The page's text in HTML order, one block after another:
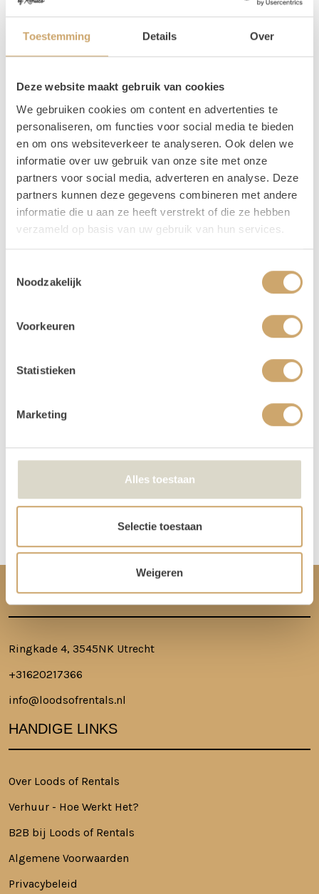
Toestemming Details Over
Deze website maakt gebruik van cookies
We gebruiken cookies om content en advertenties te
personaliseren, om functies voor social media te bieden
en om ons websiteverkeer te analyseren. Ook delen we
informatie over uw gebruik van onze site met onze
partners voor social media, adverteren en analyse. Deze
partners kunnen deze gegevens combineren met andere
informatie die u aan ze heeft verstrekt of die ze hebben
verzameld op basis van uw gebruik van hun services.
Noodzakelijk
Voorkeuren
Statistieken
Marketing
Alles toestaan
Selectie toestaan
Weigeren
Echte oude houten kratjes kun je voor heel veel dingen
gebruiken! Zet ze op je buffettafel voor wat hoogte
verschil en een fijne rustieke sfeer, of presenteer je
bedankjes er in!
Verhuur - Hoe werkt het? In het kort..
Onze prijzen zijn voor 3 dagen. De ophaaldag, de gebruiksdag en de
terugbreng dag.
dan 25-27 april in.
Je kunt de items laten bezorgen of zelf in Utrecht komen ophalen.
De dag voor je event kun je de items ophalen of laten bezorgen. De dag
na je event mag het weer terugbrengen, of halen wij het voor je op! Valt
daarom heen. Bijvoorbeeld: Jullie trouwen op zaterdag. De items
worden dan op vrijdag bezorgd, en op maandag weer opgehaald. De
niet in de loods aanwezig voor het ophalen of terugbrengen van de
Meer lezen over hoe het in zijn werk gaat?Dat lees je hier!
Disclaimer: Dit product is een verhuurproduct en kan gebruikssporen bevatten zoals krassen, deuken
of vlekken. We doen ons best de items zo netjes mogelijk bij je af te leveren.
CONTACT
Ringkade 4, 3545NK Utrecht
+31620217366
info@loodsofrentals.nl
HANDIGE LINKS
Over Loods of Rentals
Verhuur - Hoe Werkt Het?
B2B bij Loods of Rentals
Algemene Voorwaarden
Privacybeleid